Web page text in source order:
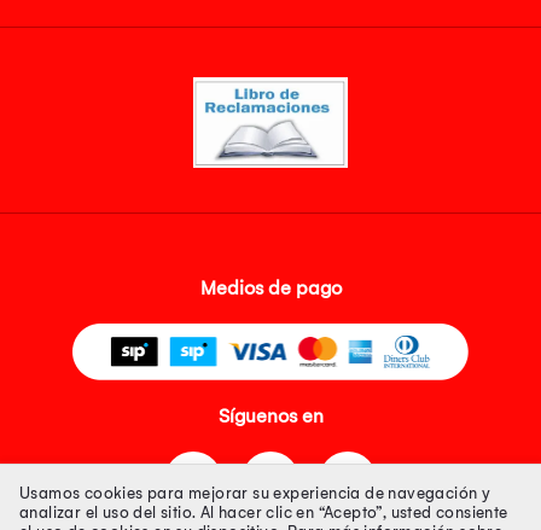
Medios de pago
Síguenos en
Usamos cookies para mejorar su experiencia de navegación y
analizar el uso del sitio. Al hacer clic en “Acepto”, usted consiente